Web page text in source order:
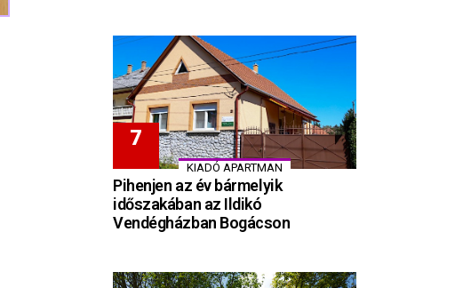
KIADÓ APARTMAN
Pihenjen az év bármelyik
időszakában az Ildikó
Vendégházban Bogácson